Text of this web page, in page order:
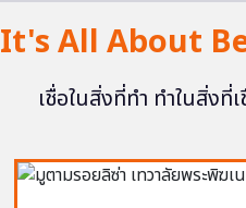
It's All About
เชื่อในสิ่งที่ทำ ทำในสิ่งที่